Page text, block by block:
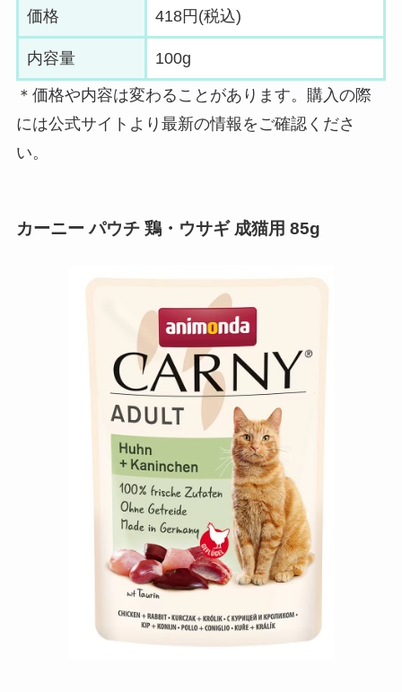
価格 418円(税込)
内容量 100g
＊価格や内容は変わることがあります。購入の際
には公式サイトより最新の情報をご確認くださ
い。
カーニー パウチ 鶏・ウサギ 成猫用 85g